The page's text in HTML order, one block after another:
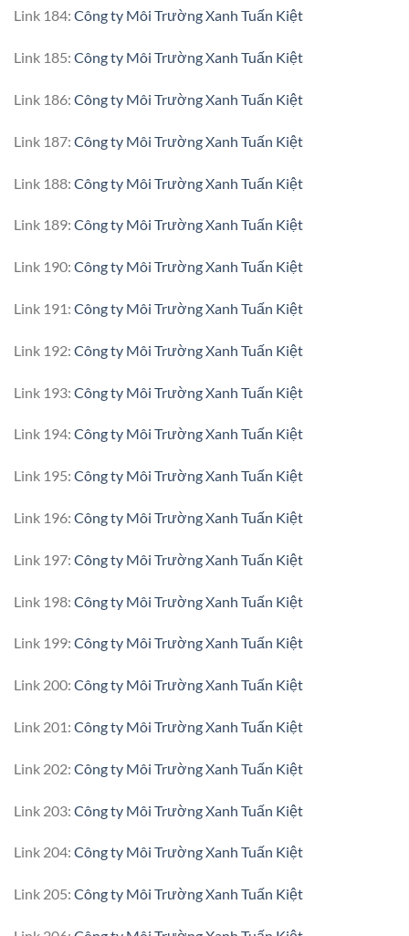
Link 184: Công ty Môi Trường Xanh Tuấn Kiệt
Link 185: Công ty Môi Trường Xanh Tuấn Kiệt
Link 186: Công ty Môi Trường Xanh Tuấn Kiệt
Link 187: Công ty Môi Trường Xanh Tuấn Kiệt
Link 188: Công ty Môi Trường Xanh Tuấn Kiệt
Link 189: Công ty Môi Trường Xanh Tuấn Kiệt
Link 190: Công ty Môi Trường Xanh Tuấn Kiệt
Link 191: Công ty Môi Trường Xanh Tuấn Kiệt
Link 192: Công ty Môi Trường Xanh Tuấn Kiệt
Link 193: Công ty Môi Trường Xanh Tuấn Kiệt
Link 194: Công ty Môi Trường Xanh Tuấn Kiệt
Link 195: Công ty Môi Trường Xanh Tuấn Kiệt
Link 196: Công ty Môi Trường Xanh Tuấn Kiệt
Link 197: Công ty Môi Trường Xanh Tuấn Kiệt
Link 198: Công ty Môi Trường Xanh Tuấn Kiệt
Link 199: Công ty Môi Trường Xanh Tuấn Kiệt
Link 200: Công ty Môi Trường Xanh Tuấn Kiệt
Link 201: Công ty Môi Trường Xanh Tuấn Kiệt
Link 202: Công ty Môi Trường Xanh Tuấn Kiệt
Link 203: Công ty Môi Trường Xanh Tuấn Kiệt
Link 204: Công ty Môi Trường Xanh Tuấn Kiệt
Link 205: Công ty Môi Trường Xanh Tuấn Kiệt